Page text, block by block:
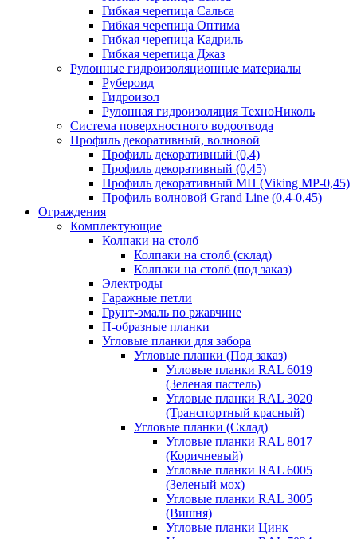
Гибкая черепица Сальса
Гибкая черепица Оптима
Гибкая черепица Кадриль
Гибкая черепица Джаз
Рулонные гидроизоляционные материалы
Рубероид
Гидроизол
Рулонная гидроизоляция ТехноНиколь
Система поверхностного водоотвода
Профиль декоративный, волновой
Профиль декоративный (0,4)
Профиль декоративный (0,45)
Профиль декоративный МП (Viking MP-0,45)
Профиль волновой Grand Line (0,4-0,45)
Ограждения
Комплектующие
Колпаки на столб
Колпаки на столб (склад)
Колпаки на столб (под заказ)
Электроды
Гаражные петли
Грунт-эмаль по ржавчине
П-образные планки
Угловые планки для забора
Угловые планки (Под заказ)
Угловые планки RAL 6019
(Зеленая пастель)
Угловые планки RAL 3020
(Транспортный красный)
Угловые планки (Склад)
Угловые планки RAL 8017
(Коричневый)
Угловые планки RAL 6005
(Зеленый мох)
Угловые планки RAL 3005
(Вишня)
Угловые планки Цинк